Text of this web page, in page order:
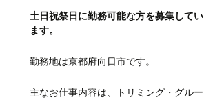
土日祝祭日に勤務可能な方を募集してい
ます。
勤務地は京都府向日市です。
主なお仕事内容は、トリミング・グルー